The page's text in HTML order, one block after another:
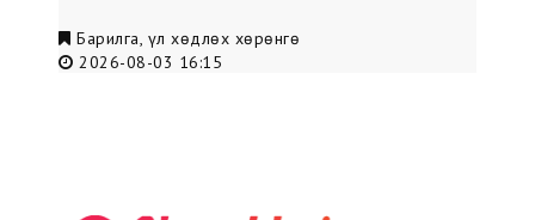
Барилга, үл хөдлөх хөрөнгө
2026-08-03 16:15